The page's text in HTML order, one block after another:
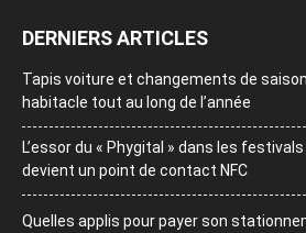
DERNIERS ARTICLES
Tapis voiture et changements de
habitacle tout au long de l’année
L’essor du « Phygital » dans les
devient un point de contact NFC
Quelles applis pour payer son